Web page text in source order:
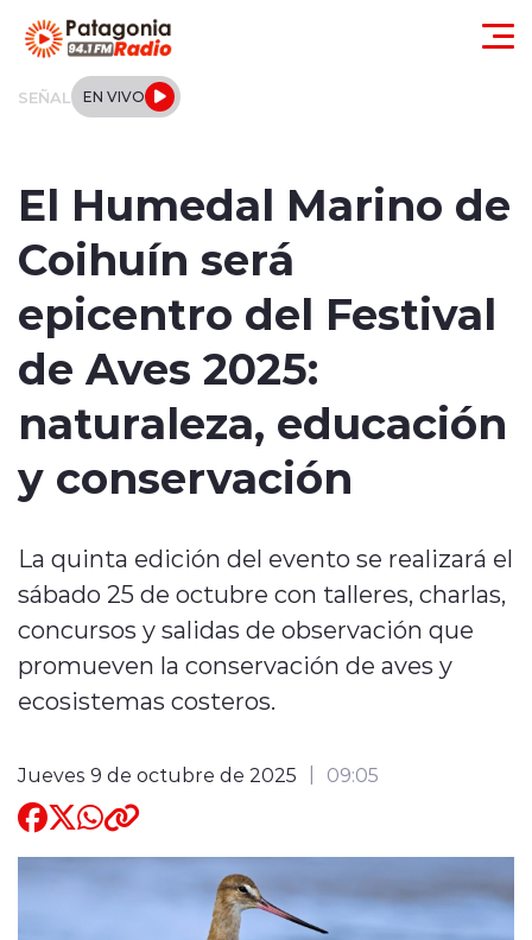
SEÑAL EN VIVO
Local
Internacional
Quienes Somos
El Humedal Marino de
Coihuín será
epicentro del Festival
de Aves 2025:
naturaleza, educación
y conservación
La quinta edición del evento se realizará el
sábado 25 de octubre con talleres, charlas,
concursos y salidas de observación que
promueven la conservación de aves y
ecosistemas costeros.
Jueves 9 de octubre de 2025 09:05